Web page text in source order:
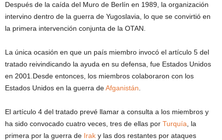
Después de la caída del Muro de Berlín en 1989, la organización
intervino dentro de la guerra de Yugoslavia, lo que se convirtió en
la primera intervención conjunta de la OTAN.
La única ocasión en que un país miembro invocó el artículo 5 del
tratado reivindicando la ayuda en su defensa, fue Estados Unidos
en 2001.Desde entonces, los miembros colaboraron con los
Estados Unidos en la guerra deAfganistán
El artículo 4 del tratado prevé llamar a consulta a los miembros y
ha sido convocado cuatro veces, tres de ellas por Turquía , la
primera por la guerra de Irak y las dos restantes por ataques